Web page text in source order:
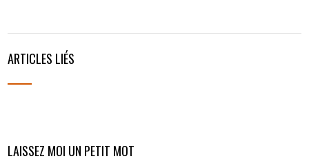
ARTICLES LIÉS
LAISSEZ MOI UN PETIT MOT